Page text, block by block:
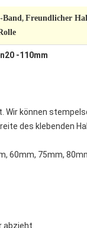
Band, Freundlicher
-110mm
Wir können
des klebenden
60mm, 75mm,
abzieht